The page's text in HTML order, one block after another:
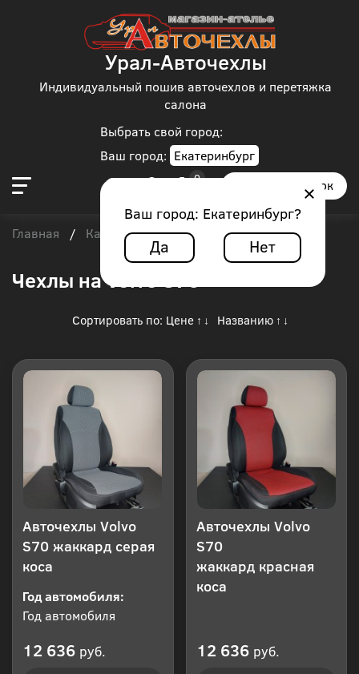
Выбрать свой город:
Ваш город: Екатеринбург
Ваш город: Екатеринбург?
Да Нет
Урал-Авточехлы
Индивидуальный пошив авточехлов и перетяжка
салона
Заказать звонок
Главная / Каталог чехлов / Volvo / Volvo S70
Чехлы на Volvo S70
Сортировать по: Цене ↑ ↓ Названию ↑ ↓
Авточехлы Volvo
S70 жаккард серая
коса
Год автомобиля:
Год автомобиля
12 636 руб.
Авточехлы Volvo
S70
жаккард красная
коса
12 636 руб.